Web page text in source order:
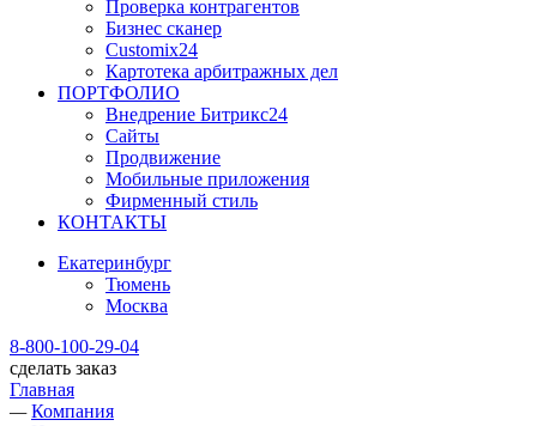
Проверка контрагентов
Бизнес сканер
Customix24
Картотека арбитражных дел
ПОРТФОЛИО
Внедрение Битрикс24
Сайты
Продвижение
Мобильные приложения
Фирменный стиль
КОНТАКТЫ
Екатеринбург
Тюмень
Москва
8-800-100-29-04
сделать заказ
Главная
— Компания